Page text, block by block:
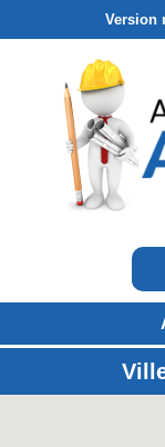
Version